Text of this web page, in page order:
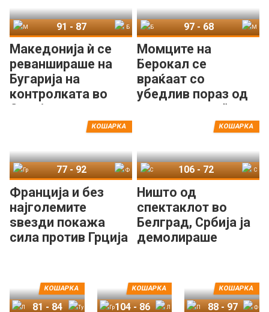
Македонија ѝ се
реваншираше на
Бугарија на
контролката во
Скопје
91 - 87
Момците на
Берокал се
враќаат со
убедлив пораз од
„контролката“ со
97 - 68
Франција и без
најголемите
ѕвезди покажа
сила против Грција
КОШАРКА
77-92
Ништо од
спектаклот во
Белград, Србија ја
демолираше
КОШАРКА
106-72
КОШАРКА
81 - 84
КОШАРКА
104- 86
КОШАРКА
88- 97